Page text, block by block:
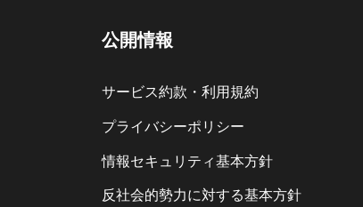
公開情報
サービス約款・利用規約
プライバシーポリシー
情報セキュリティ基本方針
反社会的勢力に対する基本方針